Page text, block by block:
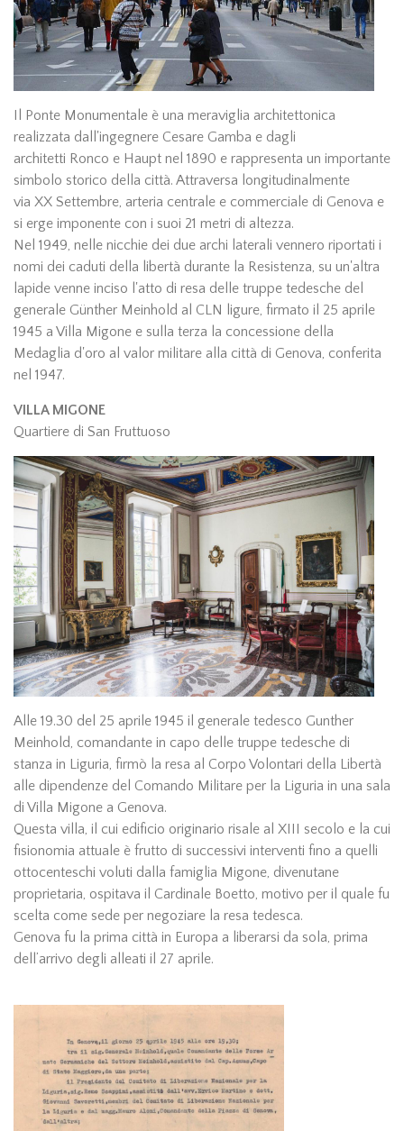
Il Ponte Monumentale è una meraviglia architettonica
realizzata dall'ingegnere Cesare Gamba e dagli
architetti Ronco e Haupt nel 1890 e rappresenta un importante
simbolo storico della città. Attraversa longitudinalmente
via XX Settembre, arteria centrale e commerciale di Genova e
si erge imponente con i suoi 21 metri di altezza.
Nel 1949, nelle nicchie dei due archi laterali vennero riportati i
nomi dei caduti della libertà durante la Resistenza, su un'altra
lapide venne inciso l'atto di resa delle truppe tedesche del
generale Günther Meinhold al CLN ligure, firmato il 25 aprile
1945 a Villa Migone e sulla terza la concessione della
Medaglia d'oro al valor militare alla città di Genova, conferita
nel 1947.
VILLA MIGONE
Quartiere di San Fruttuoso
Alle 19.30 del 25 aprile 1945 il generale tedesco Gunther
Meinhold, comandante in capo delle truppe tedesche di
stanza in Liguria, firmò la resa al Corpo Volontari della Libertà
alle dipendenze del Comando Militare per la Liguria in una sala
di Villa Migone a Genova.
Questa villa, il cui edificio originario risale al XIII secolo e la cui
fisionomia attuale è frutto di successivi interventi fino a quelli
ottocenteschi voluti dalla famiglia Migone, divenutane
proprietaria, ospitava il Cardinale Boetto, motivo per il quale fu
scelta come sede per negoziare la resa tedesca.
Genova fu la prima città in Europa a liberarsi da sola, prima
dell’arrivo degli alleati il 27 aprile.